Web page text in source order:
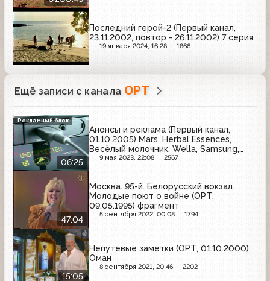
Последний герой-2 (Первый канал,
23.11.2002, повтор - 26.11.2002) 7 серия
19 января 2024, 16:28 1866
Ещё записи с канала ОРТ
06:25
Анонсы и реклама (Первый канал,
01.10.2005) Mars, Herbal Essences,
Весёлый молочник, Wella, Samsung,
Ременс, МТС, Cheetos, Чудо, M&M's
9 мая 2023, 22:08 2567
Рекламный блок
47:04
Москва. 95-й. Белорусский вокзал.
Молодые поют о войне (ОРТ,
09.05.1995) фрагмент
5 сентября 2022, 00:08 1794
15:05
Непутевые заметки (ОРТ, 01.10.2000)
Оман
8 сентября 2021, 20:46 2202